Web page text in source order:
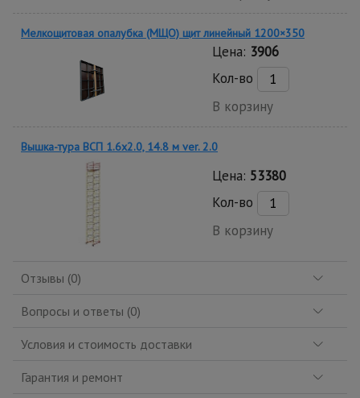
Мелкощитовая опалубка (МЩО) щит линейный 1200×350
Цена: 3906
Кол-во
В корзину
Вышка-тура ВСП 1.6х2.0, 14.8 м ver. 2.0
Цена: 53380
Кол-во
В корзину
Отзывы (0)
Вопросы и ответы (0)
Условия и стоимость доставки
Гарантия и ремонт